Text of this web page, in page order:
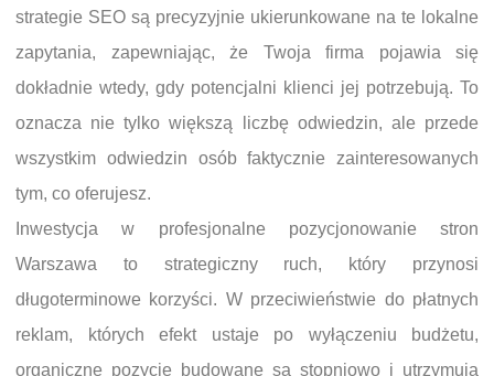
strategie SEO są precyzyjnie ukierunkowane na te lokalne
zapytania, zapewniając, że Twoja firma pojawia się
dokładnie wtedy, gdy potencjalni klienci jej potrzebują. To
oznacza nie tylko większą liczbę odwiedzin, ale przede
wszystkim odwiedzin osób faktycznie zainteresowanych
tym, co oferujesz.
Inwestycja w profesjonalne pozycjonowanie stron
Warszawa to strategiczny ruch, który przynosi
długoterminowe korzyści. W przeciwieństwie do płatnych
reklam, których efekt ustaje po wyłączeniu budżetu,
organiczne pozycje budowane są stopniowo i utrzymują